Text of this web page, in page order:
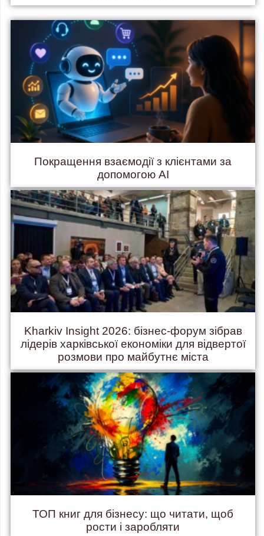
Покращення взаємодії з клієнтами за
допомогою AI
Kharkiv Insight 2026: бізнес-форум зібрав
лідерів харківської економіки для відвертої
розмови про майбутнє міста
ТОП книг для бізнесу: що читати, щоб
рости і заробляти